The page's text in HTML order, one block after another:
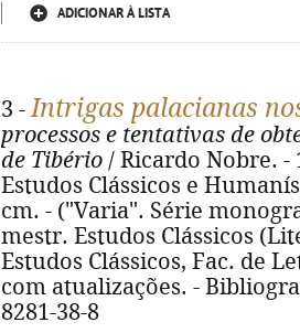
ADICIONAR À LISTA
3 -Intrigas palacianas
processos e tentativas de
de Tibério / Ricardo Nobre. -
Estudos Clássicos e
cm. - ("Varia". Série
mestr. Estudos Clássicos
Estudos Clássicos, Fac. de
com atualizações. -
8281-38-8